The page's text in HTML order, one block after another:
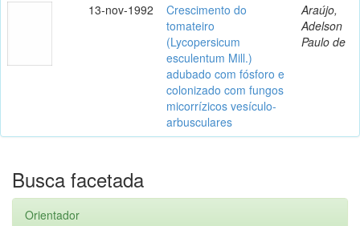
13-nov-1992
Crescimento do
tomateiro
(Lycopersicum
esculentum Mill.)
adubado com fósforo e
colonizado com fungos
micorrízicos vesículo-
arbusculares
Araújo,
Adelson
Paulo de
Busca facetada
Orientador